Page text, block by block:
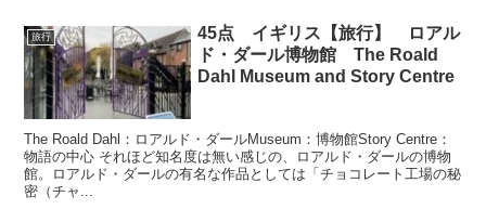
旅行
45点 イギリス【旅行】 ロアル
ド・ダール博物館 The Roald
Dahl Museum and Story Centre
The Roald Dahl：ロアルド・ダールMuseum：博物館Story Centre：
物語の中心 それほど知名度は無い感じの、ロアルド・ダールの博物
館。ロアルド・ダールの有名な作品としては「チョコレート工場の秘
密（チャ...